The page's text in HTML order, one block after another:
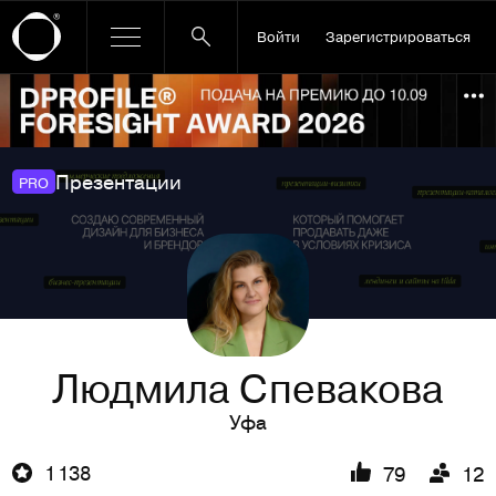
Войти Зарегистрироваться
Ссылка баннера
PRO Презентации
Людмила Спевакова
Уфа
1 138
79 12